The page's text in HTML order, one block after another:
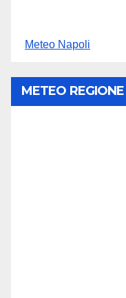
Meteo Napoli
METEO